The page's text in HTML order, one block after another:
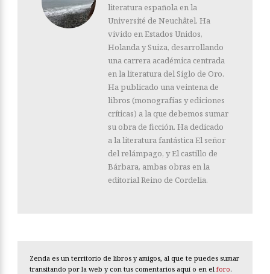
literatura española en la
Université de Neuchâtel. Ha
vivido en Estados Unidos,
Holanda y Suiza, desarrollando
una carrera académica centrada
en la literatura del Siglo de Oro.
Ha publicado una veintena de
libros (monografías y ediciones
críticas) a la que debemos sumar
su obra de ficción. Ha dedicado
a la literatura fantástica El señor
del relámpago, y El castillo de
Bárbara, ambas obras en la
editorial Reino de Cordelia.
Zenda es un territorio de libros y amigos, al que te puedes sumar
transitando por la web y con tus comentarios aquí o en el foro.